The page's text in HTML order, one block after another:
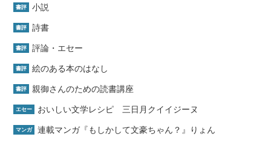
書評 小説
書評 詩書
書評 評論・エセー
書評 絵のある本のはなし
書評 親御さんのための読書講座
エセー おいしい文学レシピ 三日月クイイジーヌ
マンガ 連載マンガ『もしかして文豪ちゃん？』りょん